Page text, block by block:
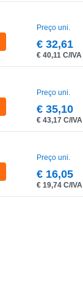
Preço uni.
€ 32,61
€ 40,11 C/IVA
Preço uni.
€ 35,10
€ 43,17 C/IVA
Preço uni.
€ 16,05
€ 19,74 C/IVA